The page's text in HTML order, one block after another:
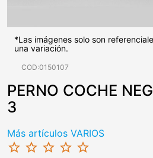
*Las imágenes solo son
una variación.
COD:0150107
PERNO COCHE
3
Más artículos VARIOS
star_border star_border star_border star_border star_border